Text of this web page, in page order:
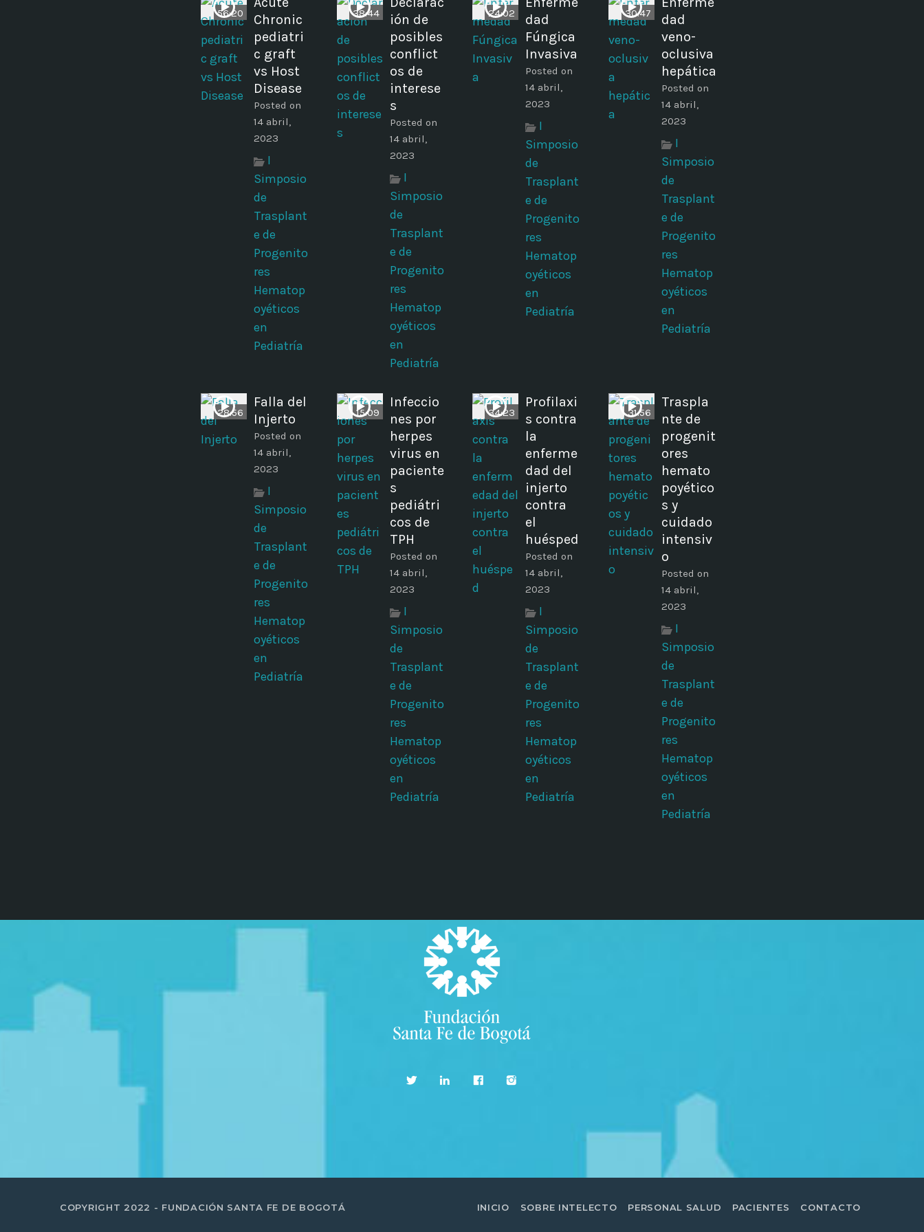
56:20
Chronic
pediatri
c graft
vs Host
Disease
Posted on
14 abril,
2023
I
Simposio
de
Trasplant
e de
Progenito
res
Hematop
oyéticos
en
Pediatría
38:44
ión de
posibles
conflict
os de
interese
s
Posted on
14 abril,
2023
I
Simposio
de
Trasplant
e de
Progenito
res
Hematop
oyéticos
en
Pediatría
24:02
dad
Fúngica
Invasiva
Posted on
14 abril,
2023
I
Simposio
de
Trasplant
e de
Progenito
res
Hematop
oyéticos
en
Pediatría
30:47
dad
veno-
oclusiva
hepática
Posted on
14 abril,
2023
I
Simposio
de
Trasplant
e de
Progenito
res
Hematop
oyéticos
en
Pediatría
28:56
Falla del
Injerto
Posted on
14 abril,
2023
I
Simposio
de
Trasplant
e de
Progenito
res
Hematop
oyéticos
en
Pediatría
15:09
Infeccio
nes por
herpes
virus en
paciente
s
pediátri
cos de
TPH
Posted on
14 abril,
2023
I
Simposio
de
Trasplant
e de
Progenito
res
Hematop
oyéticos
en
Pediatría
34:23
Profilaxi
s contra
la
enferme
dad del
injerto
contra
el
huésped
Posted on
14 abril,
2023
I
Simposio
de
Trasplant
e de
Progenito
res
Hematop
oyéticos
en
Pediatría
31:56
Traspla
nte de
progenit
ores
hemato
poyético
s y
cuidado
intensiv
o
Posted on
14 abril,
2023
I
Simposio
de
Trasplant
e de
Progenito
res
Hematop
oyéticos
en
Pediatría
COPYRIGHT 2022 - FUNDACIÓN SANTA FE DE BOGOTÁ INICIO SOBRE INTELECTO PERSONAL SALUD PACIENTES CONTACTO